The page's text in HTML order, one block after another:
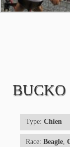
BUCKO
Type:Chien
Race:Beagle,